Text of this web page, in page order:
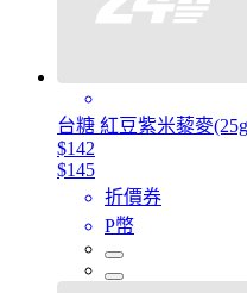
台糖 紅豆紫米藜麥
$142
$145
折價券
P幣